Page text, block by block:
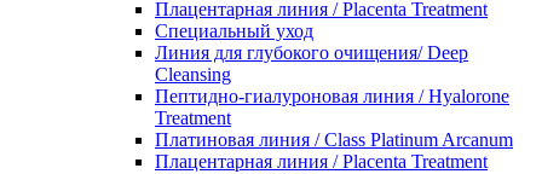
Плацентарная линия / Placenta Treatment
Специальный уход
Линия для глубокого очищения/ Deep
Cleansing
Пептидно-гиалуроновая линия / Hyalorone
Treatment
Платиновая линия / Class Platinum Arcanum
Плацентарная линия / Placenta Treatment